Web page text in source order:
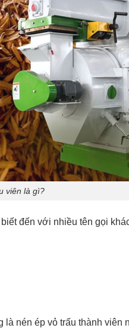
viên là gì?
đến với nhiều tên gọi
nén ép vỏ trấu thành viên